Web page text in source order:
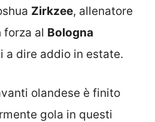
Zirkzee, allenatore
forza al Bologna
a dire addio in estate.
olandese è finito
gola in questi